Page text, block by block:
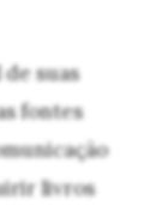
suas
fontes
livros